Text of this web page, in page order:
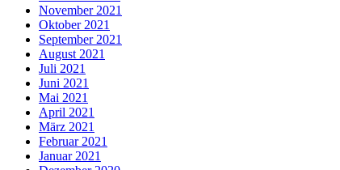
November 2021
Oktober 2021
September 2021
August 2021
Juli 2021
Juni 2021
Mai 2021
April 2021
März 2021
Februar 2021
Januar 2021